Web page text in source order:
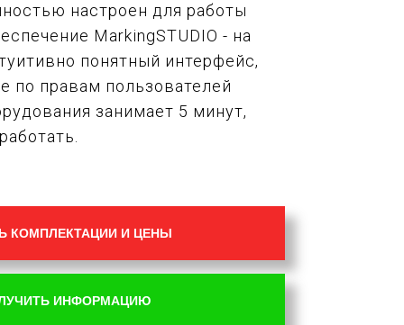
настроен для работы
MarkingSTUDIO - на
понятный интерфейс,
по правам пользователей
занимает 5 минут,
КОМПЛЕКТАЦИИ И ЦЕНЫ
ИНФОРМАЦИЮ